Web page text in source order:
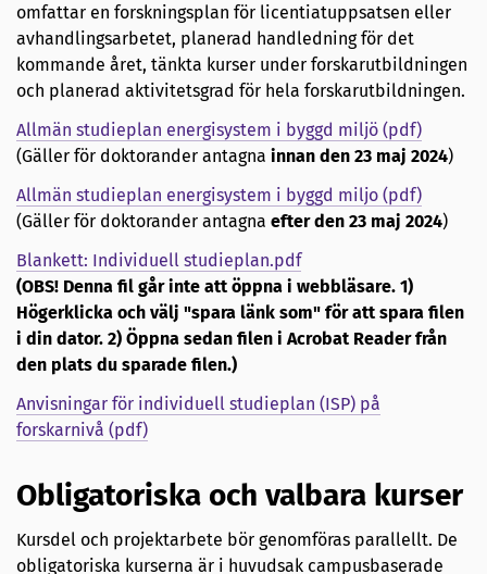
omfattar en forskningsplan för licentiatuppsatsen eller
avhandlingsarbetet, planerad handledning för det
kommande året, tänkta kurser under forskarutbildningen
och planerad aktivitetsgrad för hela forskarutbildningen.
Allmän studieplan energisystem i byggd miljö (pdf)
(Gäller för doktorander antagna innan den 23 maj 2024)
Allmän studieplan energisystem i byggd miljo (pdf)
(Gäller för doktorander antagna efter den 23 maj 2024)
Blankett: Individuell studieplan.pdf
(OBS! Denna fil går inte att öppna i webbläsare. 1)
Högerklicka och välj "spara länk som" för att spara filen
i din dator. 2) Öppna sedan filen i Acrobat Reader från
den plats du sparade filen.)
Anvisningar för individuell studieplan (ISP) på
forskarnivå (pdf)
Obligatoriska och valbara kurser
Kursdel och projektarbete bör genomföras parallellt. De
obligatoriska kurserna är i huvudsak campusbaserade